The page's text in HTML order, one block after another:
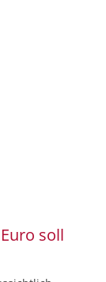
soll